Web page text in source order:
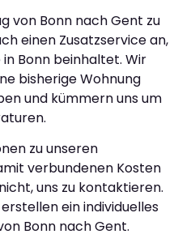
von Bonn nach Gent zu
einen Zusatzservice an,
Bonn beinhaltet. Wir
bisherige Wohnung
und kümmern uns um
zu unseren
verbundenen Kosten
uns zu kontaktieren.
ein individuelles
Bonn nach Gent.